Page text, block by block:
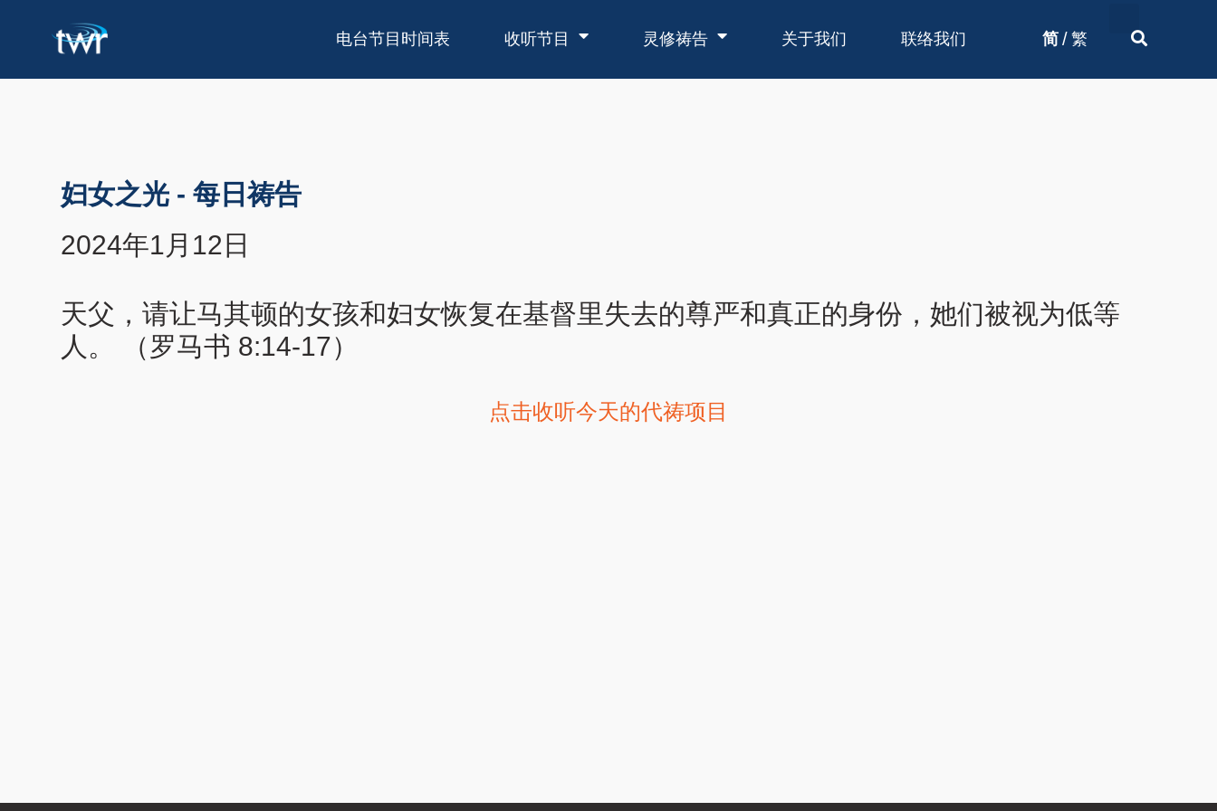
电台节目时间表 收听节目 灵修祷告 关于我们 联络我们 简 / 繁
妇女之光 - 每日祷告
2024年1月12日
天父，请让马其顿的女孩和妇女恢复在基督里失去的尊严和真正的身份，她们被视为低等
人。 （罗马书 8:14-17）
点击收听今天的代祷项目